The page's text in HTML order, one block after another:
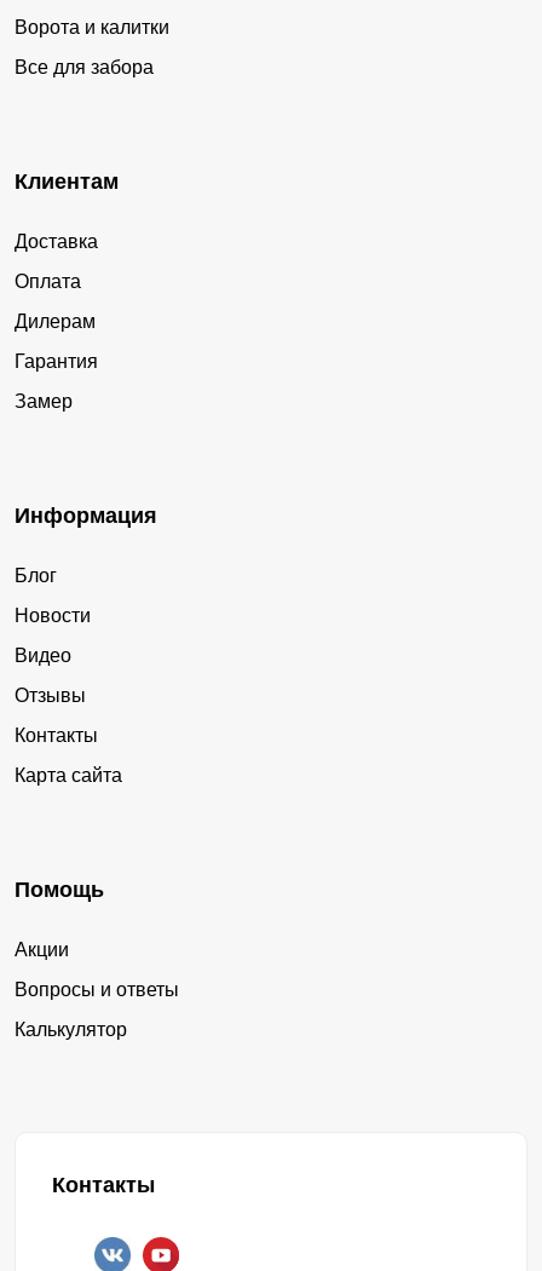
Ворота и калитки
Все для забора
Клиентам
Доставка
Оплата
Дилерам
Гарантия
Замер
Информация
Блог
Новости
Видео
Отзывы
Контакты
Карта сайта
Помощь
Акции
Вопросы и ответы
Калькулятор
Контакты